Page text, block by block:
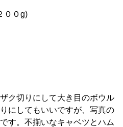
００g)
ク切りにして大き目のボウル
にしてもいいですが、写真の
す。不揃いなキャベツとハム